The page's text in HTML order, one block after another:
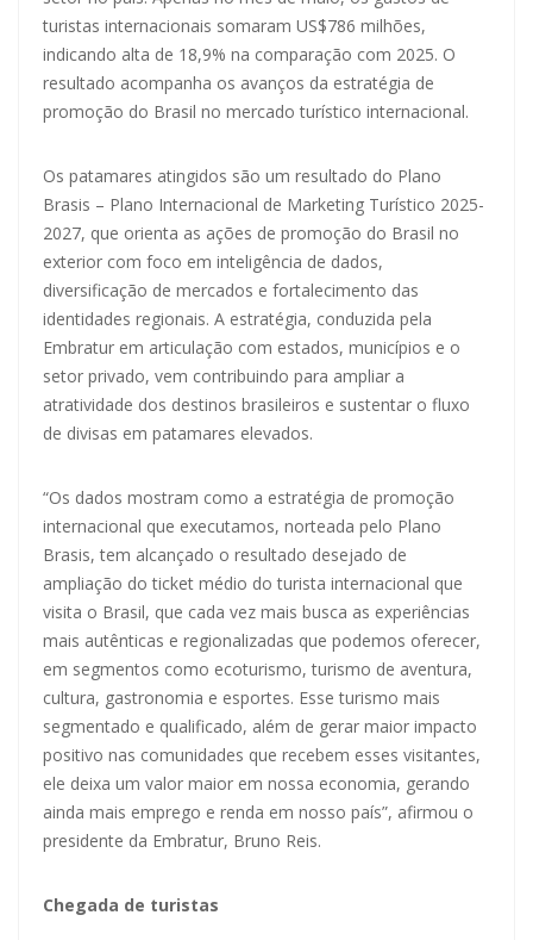
turistas internacionais somaram US$786 milhões,
indicando alta de 18,9% na comparação com 2025. O
resultado acompanha os avanços da estratégia de
promoção do Brasil no mercado turístico internacional.
Os patamares atingidos são um resultado do Plano
Brasis – Plano Internacional de Marketing Turístico 2025-
2027, que orienta as ações de promoção do Brasil no
exterior com foco em inteligência de dados,
diversificação de mercados e fortalecimento das
identidades regionais. A estratégia, conduzida pela
Embratur em articulação com estados, municípios e o
setor privado, vem contribuindo para ampliar a
atratividade dos destinos brasileiros e sustentar o fluxo
de divisas em patamares elevados.
“Os dados mostram como a estratégia de promoção
internacional que executamos, norteada pelo Plano
Brasis, tem alcançado o resultado desejado de
ampliação do ticket médio do turista internacional que
visita o Brasil, que cada vez mais busca as experiências
mais autênticas e regionalizadas que podemos oferecer,
em segmentos como ecoturismo, turismo de aventura,
cultura, gastronomia e esportes. Esse turismo mais
segmentado e qualificado, além de gerar maior impacto
positivo nas comunidades que recebem esses visitantes,
ele deixa um valor maior em nossa economia, gerando
ainda mais emprego e renda em nosso país”, afirmou o
presidente da Embratur, Bruno Reis.
Chegada de turistas